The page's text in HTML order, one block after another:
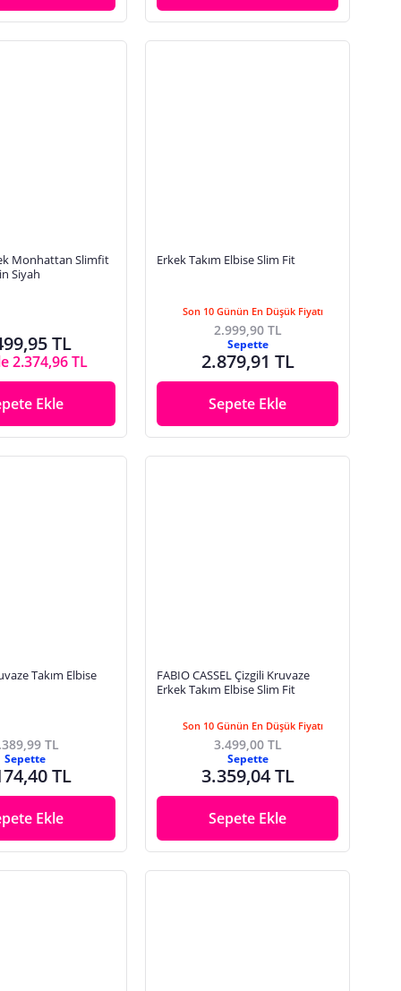
Monhattan Slimfit
Siyah
TL
2.374,96 TL
Ekle
Erkek Takım Elbise Slim Fit
Son 10 Günün En Düşük Fiyatı
2.999,90 TL
Sepette
2.879,91 TL
Sepete Ekle
Takım Elbise
TL
Sepette
TL
Ekle
FABIO CASSEL Çizgili Kruvaze
Erkek Takım Elbise Slim Fit
Son 10 Günün En Düşük Fiyatı
3.499,00 TL
Sepette
3.359,04 TL
Sepete Ekle